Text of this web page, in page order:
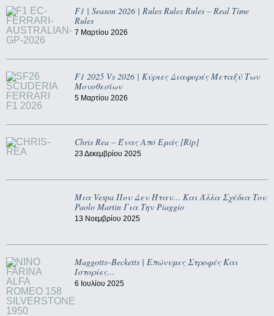
F1 | Season 2026 | Rules Rules Rules – Real Time
Rules
7 Μαρτίου 2026
F1 2025 Vs 2026 | Κύριες Διαφορές Μεταξύ Των
Μονοθεσίων
5 Μαρτίου 2026
Chris Rea – Ένας Από Εμάς [rip]
23 Δεκεμβρίου 2025
Μια Vespa Που Δεν Ήταν… Και Άλλα Σχέδια Του
Paolo Martin Για Την Piaggio
13 Νοεμβρίου 2025
Maggotts–Becketts | Επώνυμες Στροφές Και
Ιστορίες…
6 Ιουλίου 2025